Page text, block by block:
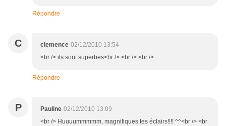
Répondre
C clemence 02/12/2010 13:54
<br /> ils sont superbes<br /> <br /> <br />
Répondre
P Pauline 02/12/2010 13:09
<br /> Huuuummmmm, magnifiques tes éclairs!!!! ^^<br /> <br